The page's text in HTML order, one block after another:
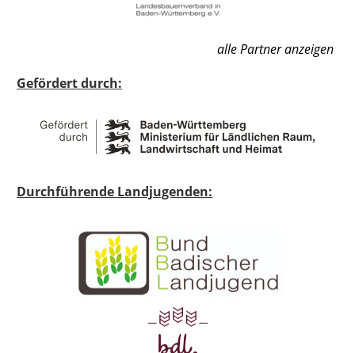
alle Partner anzeigen
Gefördert durch:
Durchführende Landjugenden: